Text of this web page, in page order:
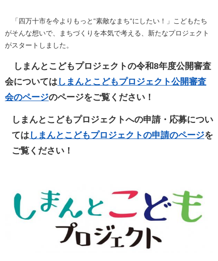
「四万十市を今よりもっと“素敵なまち“にしたい！」こどもたち
がそんな想いで、まちづくりを本気で考える、新たなプロジェクト
がスタートしました。​
しまんとこどもプロジェクトの令和8年度公開審査
会については しまんとこどもプロジェクト公開審査
会のページのページをご覧ください！
しまんとこどもプロジェクトへの申請・応募につい
ては しまんとこどもプロジェクトの申請のページを
ご覧ください！